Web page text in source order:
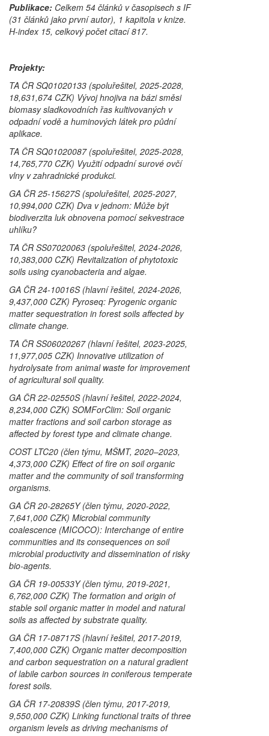
Publikace: Celkem 54 článků v časopisech s IF
(31 článků jako první autor), 1 kapitola v knize.
H-index 15, celkový počet citací 817.
Projekty:
TA ČR SQ01020133 (spoluřešitel, 2025-2028,
18,631,674 CZK) Vývoj hnojiva na bázi směsi
biomasy sladkovodních řas kultivovaných v
odpadní vodě a huminových látek pro půdní
aplikace.
TA ČR SQ01020087 (spoluřešitel, 2025-2028,
14,765,770 CZK) Využití odpadní surové ovčí
vlny v zahradnické produkci.
GA ČR 25-15627S (spoluřešitel, 2025-2027,
10,994,000 CZK) Dva v jednom: Může být
biodiverzita luk obnovena pomocí sekvestrace
uhlíku?
TA ČR SS07020063 (spoluřešitel, 2024-2026,
10,383,000 CZK) Revitalization of phytotoxic
soils using cyanobacteria and algae.
GA ČR 24-10016S (hlavní řešitel, 2024-2026,
9,437,000 CZK) Pyroseq: Pyrogenic organic
matter sequestration in forest soils affected by
climate change.
TA ČR SS06020267 (hlavní řešitel, 2023-2025,
11,977,005 CZK) Innovative utilization of
hydrolysate from animal waste for improvement
of agricultural soil quality.
GA ČR 22-02550S (hlavní řešitel, 2022-2024,
8,234,000 CZK) SOMForClim: Soil organic
matter fractions and soil carbon storage as
affected by forest type and climate change.
COST LTC20 (člen týmu, MŠMT, 2020–2023,
4,373,000 CZK) Effect of fire on soil organic
matter and the community of soil transforming
organisms.
GA ČR 20-28265Y (člen týmu, 2020-2022,
7,641,000 CZK) Microbial community
coalescence (MICOCO): Interchange of entire
communities and its consequences on soil
microbial productivity and dissemination of risky
bio-agents.
GA ČR 19-00533Y (člen týmu, 2019-2021,
6,762,000 CZK) The formation and origin of
stable soil organic matter in model and natural
soils as affected by substrate quality.
GA ČR 17-08717S (hlavní řešitel, 2017-2019,
7,400,000 CZK) Organic matter decomposition
and carbon sequestration on a natural gradient
of labile carbon sources in coniferous temperate
forest soils.
GA ČR 17-20839S (člen týmu, 2017-2019,
9,550,000 CZK) Linking functional traits of three
organism levels as driving mechanisms of